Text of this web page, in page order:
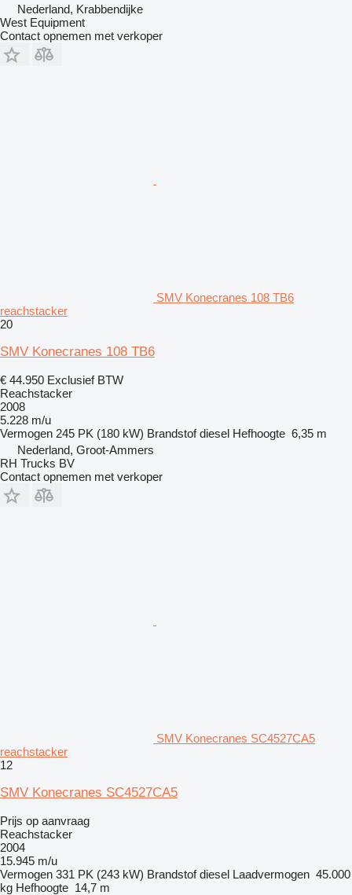
Nederland, Krabbendijke
West Equipment
Contact opnemen met verkoper
SMV Konecranes 108 TB6
reachstacker
20
SMV Konecranes 108 TB6
€ 44.950 Exclusief BTW
Reachstacker
2008
5.228 m/u
Vermogen 245 PK (180 kW) Brandstof diesel Hefhoogte 6,35 m
Nederland, Groot-Ammers
RH Trucks BV
Contact opnemen met verkoper
SMV Konecranes SC4527CA5
reachstacker
12
SMV Konecranes SC4527CA5
Prijs op aanvraag
Reachstacker
2004
15.945 m/u
Vermogen 331 PK (243 kW) Brandstof diesel Laadvermogen 45.000
kg Hefhoogte 14,7 m